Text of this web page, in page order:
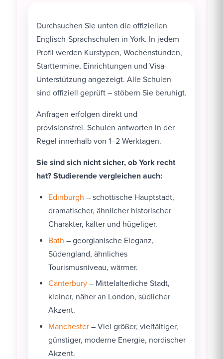
Durchsuchen Sie unten die offiziellen
Englisch-Sprachschulen in York. In jedem
Profil werden Kurstypen, Wochenstunden,
Starttermine, Einrichtungen und Visa-
Unterstützung angezeigt. Alle Schulen
sind offiziell geprüft – stöbern Sie beruhigt.
Anfragen erfolgen direkt und
provisionsfrei. Schulen antworten in der
Regel innerhalb von 1–2 Werktagen.
Sie sind sich nicht sicher, ob York recht
hat? Studierende vergleichen auch:
Edinburgh – schottische Hauptstadt,
dramatischer, ähnlicher historischer
Charakter, kälter und hügeliger.
Bath – georgianische Eleganz,
Südengland, ähnliches
Tourismusniveau, wärmer.
Canterbury – Mittelalterliche Stadt,
kleiner, näher an London, südlicher
Akzent.
Manchester – Viel größer, vielfältiger,
günstiger, moderne Energie, nordischer
Akzent.